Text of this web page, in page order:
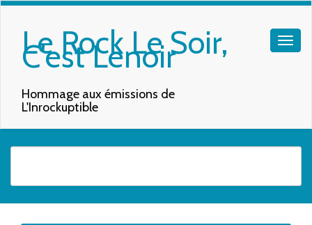
Le Rock Le Soir,
C'est Lenoir
Hommage aux émissions de
L'Inrockuptible